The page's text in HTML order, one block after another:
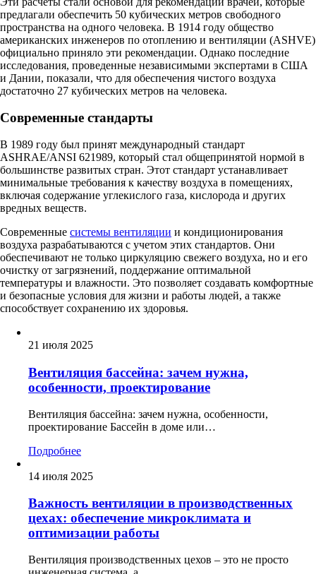
предлагали обеспечить 50 кубических метров свободного
пространства на одного человека. В 1914 году общество
американских инженеров по отоплению и вентиляции (ASHVE)
официально приняло эти рекомендации. Однако последние
исследования, проведенные независимыми экспертами в США
и Дании, показали, что для обеспечения чистого воздуха
достаточно 27 кубических метров на человека.
Современные стандарты
В 1989 году был принят международный стандарт
ASHRAE/ANSI 621989, который стал общепринятой нормой в
большинстве развитых стран. Этот стандарт устанавливает
минимальные требования к качеству воздуха в помещениях,
включая содержание углекислого газа, кислорода и других
вредных веществ.
Современные системы вентиляции и кондиционирования
воздуха разрабатываются с учетом этих стандартов. Они
обеспечивают не только циркуляцию свежего воздуха, но и его
очистку от загрязнений, поддержание оптимальной
температуры и влажности. Это позволяет создавать комфортные
и безопасные условия для жизни и работы людей, а также
способствует сохранению их здоровья.
21 июля 2025
Вентиляция бассейна: зачем нужна,
особенности, проектирование
Вентиляция бассейна: зачем нужна, особенности,
проектирование Бассейн в доме или…
Подробнее
14 июля 2025
Важность вентиляции в производственных
цехах: обеспечение микроклимата и
оптимизации работы
Вентиляция производственных цехов – это не просто